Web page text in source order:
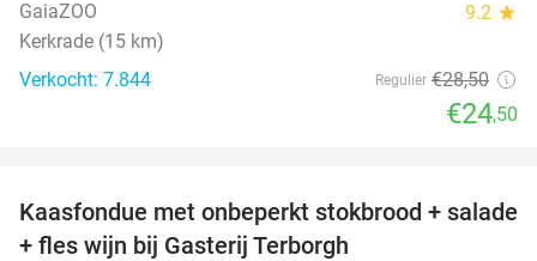
GaiaZOO 9.2 star
Kerkrade (15 km)
Verkocht: 7.844
Regulier €28,50
€24,50
44%
Kaasfondue met onbeperkt stokbrood + salade
+ fles wijn bij Gasterij Terborgh